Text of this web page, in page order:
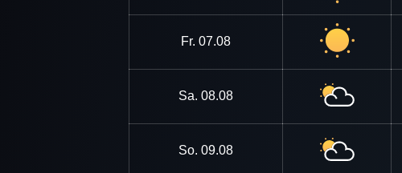
Fr. 07.08
Sa. 08.08
So. 09.08